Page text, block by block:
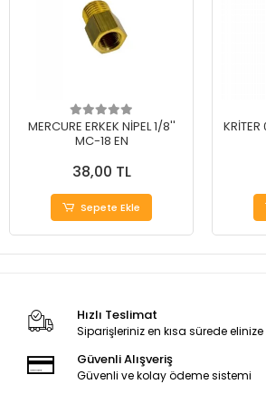
MERCURE ERKEK NİPEL 1/8''
MC-18 EN
38,00 TL
Sepete Ekle
KRİTER
Hızlı Teslimat
Siparişleriniz en kısa sürede elinize
Güvenli Alışveriş
Güvenli ve kolay ödeme sistemi